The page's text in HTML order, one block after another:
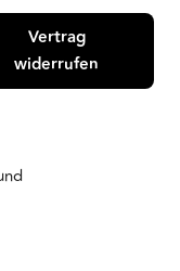
Vertrag
widerrufen